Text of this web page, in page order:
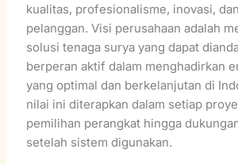
kualitas, profesionalisme, inovasi,
pelanggan. Visi perusahaan adalah
solusi tenaga surya yang dapat
berperan aktif dalam menghadirkan
yang optimal dan berkelanjutan di
nilai ini diterapkan dalam setiap
pemilihan perangkat hingga
setelah sistem digunakan.